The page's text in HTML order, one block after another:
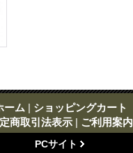
ーム | ショッピングカート
商取引法表示 | ご利用案内
PCサイト